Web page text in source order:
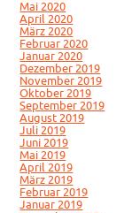
Mai 2020
April 2020
März 2020
Februar 2020
Januar 2020
Dezember 2019
November 2019
Oktober 2019
September 2019
August 2019
Juli 2019
Juni 2019
Mai 2019
April 2019
März 2019
Februar 2019
Januar 2019